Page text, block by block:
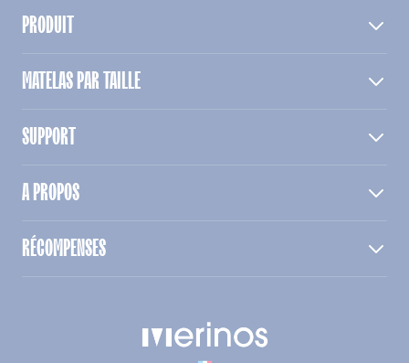
PRODUIT
MATELAS PAR TAILLE
SUPPORT
A PROPOS
RÉCOMPENSES